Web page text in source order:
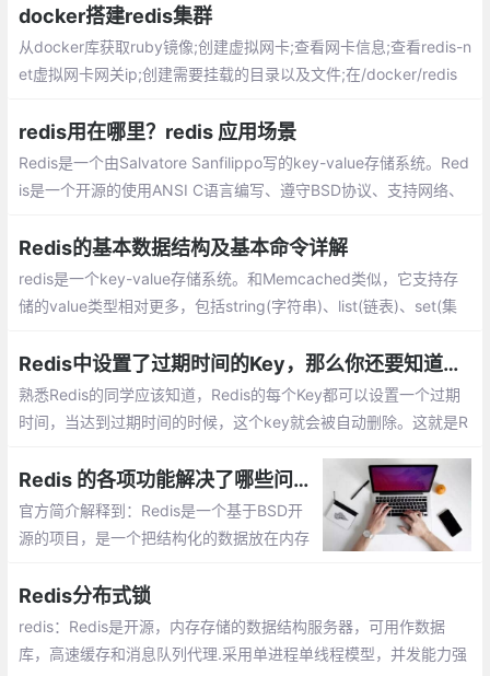
给每一个用户在服务器上生成一个定时任务。
docker搭建redis集群
从docker库获取ruby镜像;创建虚拟网卡;查看网卡信息;查看redis-n
et虚拟网卡网关ip;创建需要挂载的目录以及文件;在/docker/redis
redis用在哪里？redis 应用场景
Redis是一个由Salvatore Sanfilippo写的key-value存储系统。Red
is是一个开源的使用ANSI C语言编写、遵守BSD协议、支持网络、
言的API。
Redis的基本数据结构及基本命令详解
redis是一个key-value存储系统。和Memcached类似，它支持存
储的value类型相对更多，包括string(字符串)、list(链表)、set(集
Redis中设置了过期时间的Key，那么你还要知道些什么？
熟悉Redis的同学应该知道，Redis的每个Key都可以设置一个过期
时间，当达到过期时间的时候，这个key就会被自动删除。这就是R
Redis 的各项功能解决了哪些问题？
官方简介解释到：Redis是一个基于BSD开
源的项目，是一个把结构化的数据放在内存
库，缓存和消息中间件来使用。同时支持stri
ngs，lists，hashes，sets，sorted sets
Redis分布式锁
redis：Redis是开源，内存存储的数据结构服务器，可用作数据
库，高速缓存和消息队列代理.采用单进程单线程模型，并发能力强